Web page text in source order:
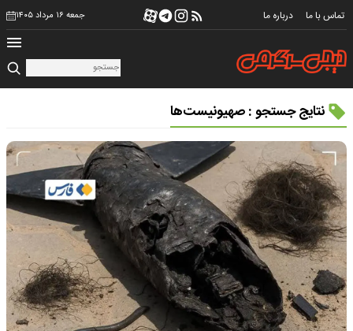
تماس با ما درباره ما جمعه ۱۶ مرداد ۱۴۰۵
نتایج جستجو : صهیونیست‌ها